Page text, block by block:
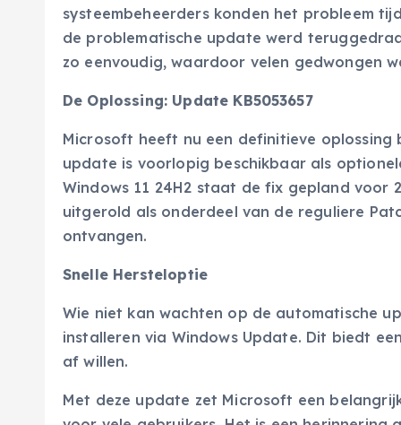
systeembeheerders konden het probleem
de problematische update werd
zo eenvoudig, waardoor velen gedwongen
De Oplossing: Update KB5053657
Microsoft heeft nu een definitieve oplossing
update is voorlopig beschikbaar als
Windows 11 24H2 staat de fix gepland
uitgerold als onderdeel van de reguliere
ontvangen.
Snelle Hersteloptie
Wie niet kan wachten op de automatische
installeren via Windows Update. Dit biedt
af willen.
Met deze update zet Microsoft een